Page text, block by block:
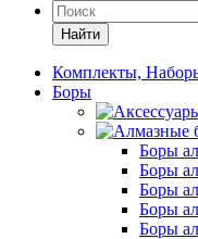
Найти
Комплекты,
Боры
Боры
Боры
Боры
Боры
Боры